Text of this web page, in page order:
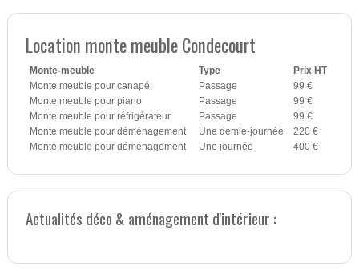
Location monte meuble Condecourt
Monte-meuble Type
Prix HT
Monte meuble pour canapé
Passage
99 €
Monte meuble pour piano
Passage
99 €
Monte meuble pour réfrigérateur
Passage
99 €
Monte meuble pour déménagement
Une demie-journée
220 €
Monte meuble pour déménagement
Une journée 400 €
Actualités déco & aménagement d'intérieur :